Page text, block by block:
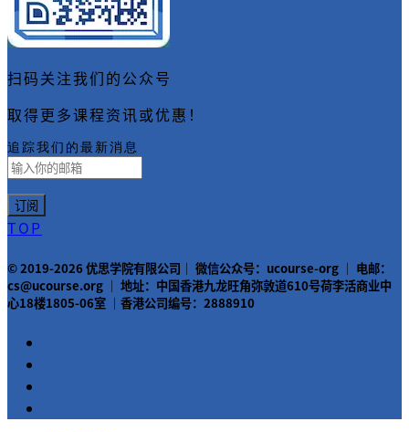
扫码关注我们的公众号
取得更多课程资讯或优惠！
追踪我们的最新消息
TOP
© 2019-2026 优思学院有限公司｜ 微信公众号：ucourse-org ｜ 电邮：
cs@ucourse.org ｜ 地址：中国香港九龙旺角弥敦道610号荷李活商业中
心18楼1805-06室 ｜香港公司编号：2888910